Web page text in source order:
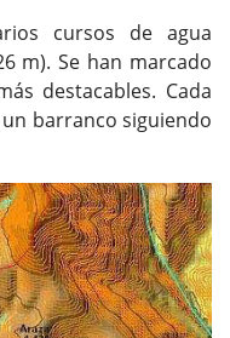
cursos de agua
m). Se han marcado
destacables. Cada
barranco siguiendo